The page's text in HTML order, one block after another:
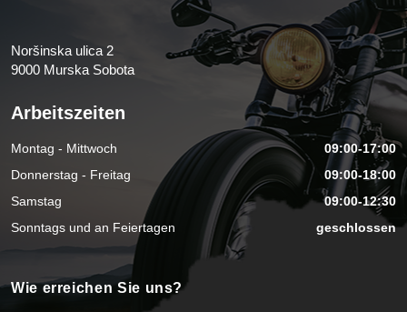
Noršinska ulica 2
9000 Murska Sobota
Arbeitszeiten
Montag - Mittwoch
09:00-17:00
Donnerstag - Freitag
09:00-18:00
Samstag
09:00-12:30
Sonntags und an Feiertagen
geschlossen
Wie erreichen Sie uns?